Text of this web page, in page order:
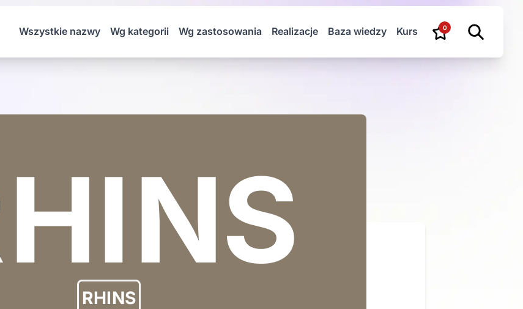
Wszystkie nazwy Wg kategorii Wg zastosowania Realizacje Baza wiedzy Kurs 0
RHINS